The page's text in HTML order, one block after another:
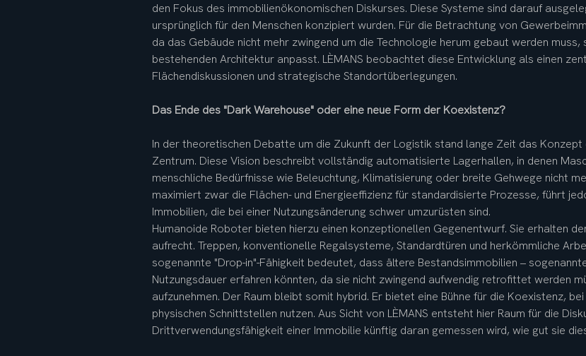
den Fokus des immobilienökonomischen Diskurses. Diese Systeme sind darauf
ursprünglich für den Menschen konzipiert wurden. Für die Betrachtung von
da das Gebäude nicht mehr zwingend um die Technologie herum gebaut werden
bestehenden Architektur anpasst. LÈMANS beobachtet diese Entwicklung als einen
Flächendiskussionen und strategische Standortüberlegungen.
Das Ende des "Dark Warehouse" oder eine neue Form der Koexistenz?
In der theoretischen Debatte um die Zukunft der Logistik stand lange Zeit das
Zentrum. Diese Vision beschreibt vollständig automatisierte Lagerhallen, in denen
menschliche Bedürfnisse wie Beleuchtung, Klimatisierung oder breite Gehwege nicht
maximiert zwar die Flächen- und Energieeffizienz für standardisierte Prozesse, führt
Immobilien, die bei einer Nutzungsänderung schwer umzurüsten sind.
Humanoide Roboter bieten hierzu einen konzeptionellen Gegenentwurf. Sie erhalten
aufrecht. Treppen, konventionelle Regalsysteme, Standardtüren und herkömmliche
sogenannte "Drop-in"-Fähigkeit bedeutet, dass ältere Bestandsimmobilien –
Nutzungsdauer erfahren könnten, da sie nicht zwingend aufwendig retrofittet werden
aufzunehmen. Der Raum bleibt somit hybrid. Er bietet eine Bühne für die Koexistenz,
physischen Schnittstellen nutzen. Aus Sicht von LÈMANS entsteht hier Raum für die
Drittverwendungsfähigkeit einer Immobilie künftig daran gemessen wird, wie gut sie